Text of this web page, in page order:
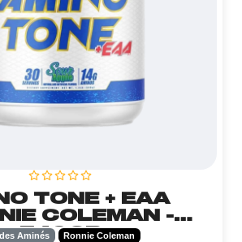
TONE + EAA
COLEMAN -
540GR
Aminés
Ronnie Coleman